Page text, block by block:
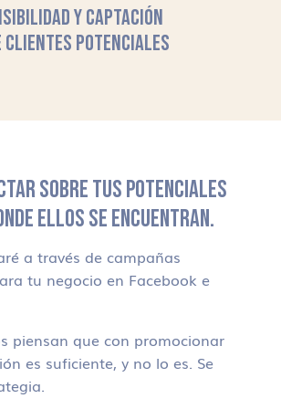
Y CAPTACIÓN
CLIENTES POTENCIALES
SOBRE TUS POTENCIALES
ELLOS SE ENCUENTRAN.
a través de campañas
tu negocio en Facebook e
piensan que con promocionar
es suficiente, y no lo es. Se